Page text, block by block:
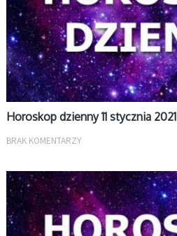
Horoskop dzienny 11 stycznia 2021
BRAK KOMENTARZY
DZIENNY